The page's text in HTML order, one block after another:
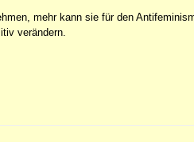
mehr kann sie für den
verändern.